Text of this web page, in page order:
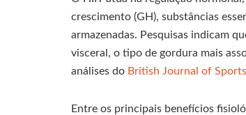
crescimento (GH), substâncias
armazenadas. Pesquisas indicam
visceral, o tipo de gordura mais
análises do British Journal of
Entre os principais benefícios